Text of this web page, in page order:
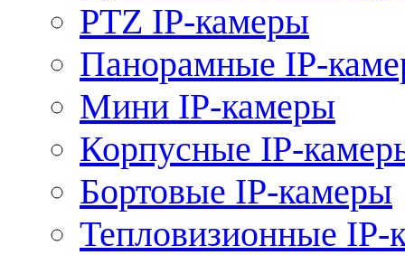
PTZ IP-камеры
Панорамные IP-
Мини IP-камеры
Корпусные IP-
Бортовые IP-камеры
Тепловизионные IP-